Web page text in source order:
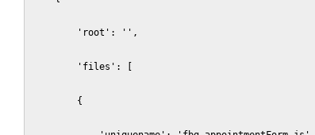
        'root': '',
        'files': [
        {